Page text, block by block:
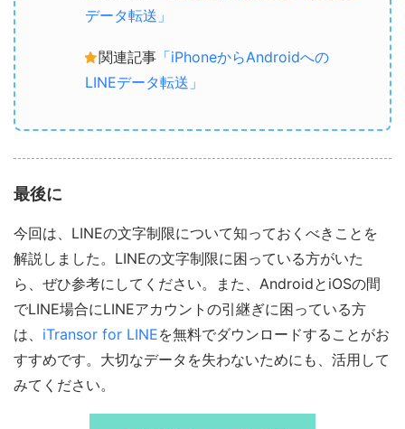
データ転送」
関連記事 「iPhoneからAndroidへの
LINEデータ転送」
最後に
今回は、LINEの文字制限について知っておくべきことを
解説しました。LINEの文字制限に困っている方がいた
ら、ぜひ参考にしてください。また、AndroidとiOSの間
でLINE場合にLINEアカウントの引継ぎに困っている方
は、 iTransor for LINEを無料でダウンロードすることがお
すすめです。大切なデータを失わないためにも、活用して
みてください。